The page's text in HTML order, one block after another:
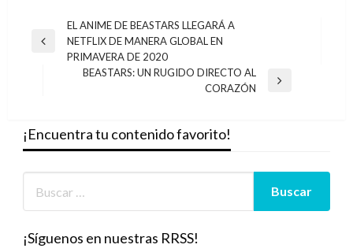
Navegación
de
entradas
Entrada
anterior
EL ANIME DE BEASTARS LLEGARÁ A
NETFLIX DE MANERA GLOBAL EN
PRIMAVERA DE 2020
BEASTARS: UN RUGIDO DIRECTO AL
CORAZÓN
¡Encuentra tu contenido favorito!
¡Síguenos en nuestras RRSS!